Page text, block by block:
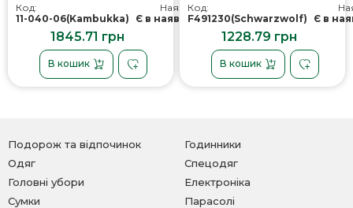
кораловий - 11-04064
Код:
11-040-06(Kambukka)
Наявність:
Є в наявності
1845.71 грн
В кошик
чорний - F4912300AJ3
Код:
F491230(Schwarzwolf)
Є в
1228.79 грн
В кошик
Подорож та відпочинок
Одяг
Головні убори
Сумки
Годинники
Спецодяг
Електроніка
Парасолі